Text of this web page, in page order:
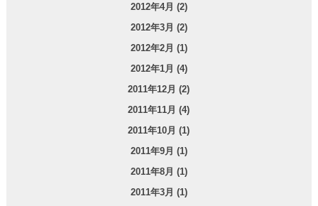
2012年4月 (2)
2012年3月 (2)
2012年2月 (1)
2012年1月 (4)
2011年12月 (2)
2011年11月 (4)
2011年10月 (1)
2011年9月 (1)
2011年8月 (1)
2011年3月 (1)